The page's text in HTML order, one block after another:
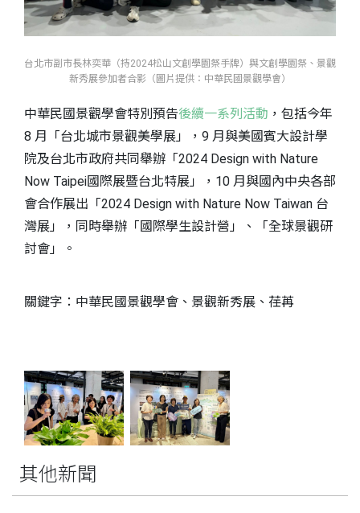
台北市副市長林奕華（持2024松山文創學園祭手牌）與文創學園祭、景觀
新秀展參加者合影（圖片提供：中華民國景觀學會）
中華民國景觀學會特別預告後續一系列活動 ，包括今年
8 月「台北城市景觀美學展」，9 月與美國賓大設計學
院及台北市政府共同舉辦「2024 Design with Nature
Now Taipei國際展暨台北特展」，10 月與國內中央各部
會合作展出「2024 Design with Nature Now Taiwan 台
灣展」，同時舉辦「國際學生設計營」、「全球景觀研
討會」。
關鍵字：中華民國景觀學會、景觀新秀展、荏苒
其他新聞